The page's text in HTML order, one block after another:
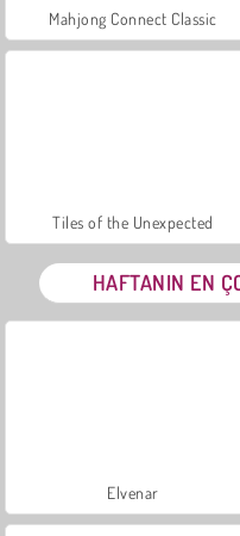
Mahjong Connect Classic
Tiles of the Unexpected
HAFTANIN EN
Elvenar